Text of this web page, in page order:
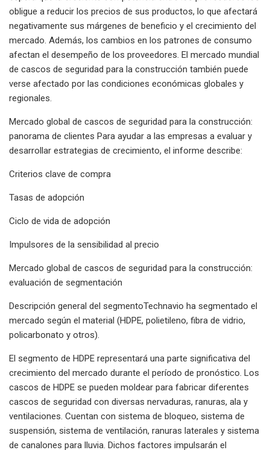
obligue a reducir los precios de sus productos, lo que afectará
negativamente sus márgenes de beneficio y el crecimiento del
mercado. Además, los cambios en los patrones de consumo
afectan el desempeño de los proveedores. El mercado mundial
de cascos de seguridad para la construcción también puede
verse afectado por las condiciones económicas globales y
regionales.
Mercado global de cascos de seguridad para la construcción:
panorama de clientes Para ayudar a las empresas a evaluar y
desarrollar estrategias de crecimiento, el informe describe:
Criterios clave de compra
Tasas de adopción
Ciclo de vida de adopción
Impulsores de la sensibilidad al precio
Mercado global de cascos de seguridad para la construcción:
evaluación de segmentación
Descripción general del segmentoTechnavio ha segmentado el
mercado según el material (HDPE, polietileno, fibra de vidrio,
policarbonato y otros).
El segmento de HDPE representará una parte significativa del
crecimiento del mercado durante el período de pronóstico. Los
cascos de HDPE se pueden moldear para fabricar diferentes
cascos de seguridad con diversas nervaduras, ranuras, ala y
ventilaciones. Cuentan con sistema de bloqueo, sistema de
suspensión, sistema de ventilación, ranuras laterales y sistema
de canalones para lluvia. Dichos factores impulsarán el